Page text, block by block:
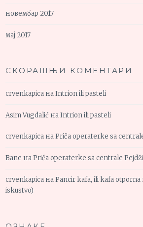
новембар 2017
мај 2017
СКОРАШЊИ КОМЕНТАРИ
crvenkapica наIntrion ili pasteli
Asim Vugdalić наIntrion ili pasteli
crvenkapica наPriča operaterke sa
Bane наPriča operaterke sa centrale
crvenkapica наPancir kafa, ili kafa
iskustvo)